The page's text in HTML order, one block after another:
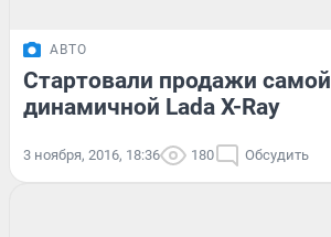
АВТО
Стартовали продажи самой
динамичной Lada X-Ray
3 ноября, 2016, 18:36 180 Обсудить